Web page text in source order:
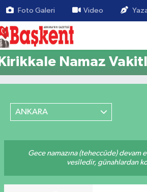
Foto Galeri Video
Kirikkale Namaz
ANKARA
Gece namazına (teheccüde) devam
vesîledir, günahlardan